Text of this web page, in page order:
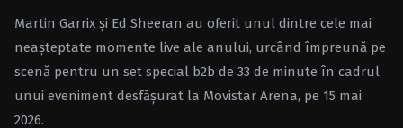
BILETE
Autentificare
Martin Garrix și Ed Sheeran au oferit unul dintre cele mai
neașteptate momente live ale anului, urcând împreună pe
scenă pentru un set special b2b de 33 de minute în cadrul
unui eveniment desfășurat la Movistar Arena, pe 15 mai
2026.